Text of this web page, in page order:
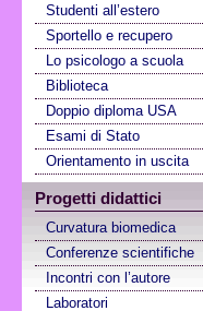
Studenti all’estero
Sportello e recupero
Lo psicologo a scuola
Biblioteca
Doppio diploma USA
Esami di Stato
Orientamento in uscita
Progetti didattici
Curvatura biomedica
Conferenze scientifiche
Incontri con l’autore
Laboratori